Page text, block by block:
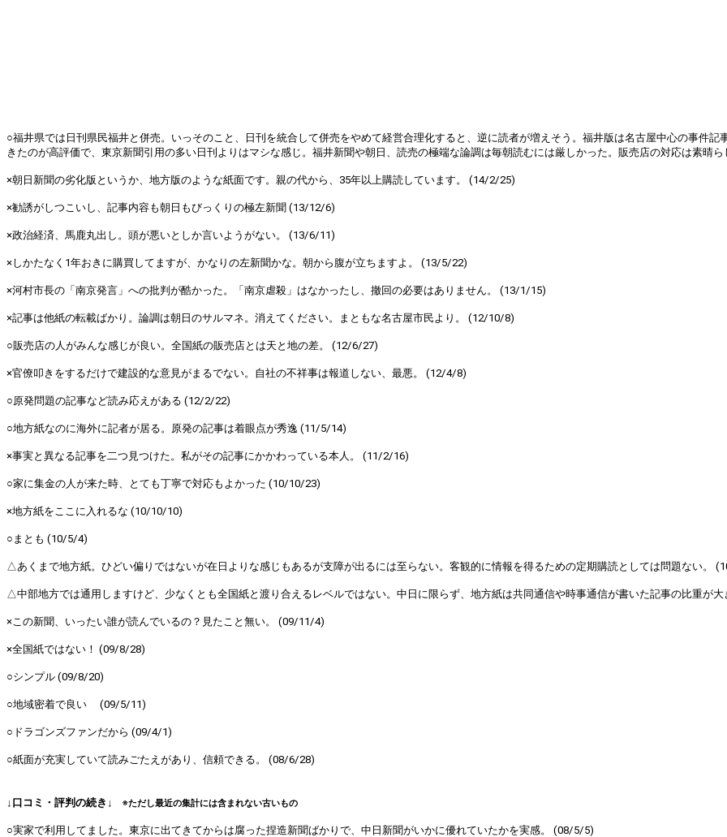
○福井県では日刊県民福井と併売。いっそのこと、日刊を統合して併売をやめて経営合理化すると、逆に読者が増えそう。福井版は名古屋中心の事件
きたのが高評価で、東京新聞引用の多い日刊よりはマシな感じ。福井新聞や朝日、読売の極端な論調は毎朝読むには厳しかった。販売店の対応は素晴
×朝日新聞の劣化版というか、地方版のような紙面です。親の代から、35年以上購読しています。 (14/2/25)
×勧誘がしつこいし、記事内容も朝日もびっくりの極左新聞 (13/12/6)
×政治経済、馬鹿丸出し。頭が悪いとしか言いようがない。 (13/6/11)
×しかたなく1年おきに購買してますが、かなりの左新聞かな。朝から腹が立ちますよ。 (13/5/22)
×河村市長の「南京発言」への批判が酷かった。「南京虐殺」はなかったし、撤回の必要はありません。 (13/1/15)
×記事は他紙の転載ばかり。論調は朝日のサルマネ。消えてください。まともな名古屋市民より。 (12/10/8)
○販売店の人がみんな感じが良い。全国紙の販売店とは天と地の差。 (12/6/27)
×官僚叩きをするだけで建設的な意見がまるでない。自社の不祥事は報道しない、最悪。 (12/4/8)
○原発問題の記事など読み応えがある (12/2/22)
○地方紙なのに海外に記者が居る。原発の記事は着眼点が秀逸 (11/5/14)
×事実と異なる記事を二つ見つけた。私がその記事にかかわっている本人。 (11/2/16)
○家に集金の人が来た時、とても丁寧で対応もよかった (10/10/23)
×地方紙をここに入れるな (10/10/10)
○まとも (10/5/4)
△あくまで地方紙。ひどい偏りではないが在日よりな感じもあるが支障が出るには至らない。客観的に情報を得るための定期購読としては問題ない。
△中部地方では通用しますけど、少なくとも全国紙と渡り合えるレベルではない。中日に限らず、地方紙は共同通信や時事通信が書いた記事の比重が
×この新聞、いったい誰が読んでいるの？見たこと無い。 (09/11/4)
×全国紙ではない！ (09/8/28)
○シンプル (09/8/20)
○地域密着で良い (09/5/11)
○ドラゴンズファンだから (09/4/1)
○紙面が充実していて読みごたえがあり、信頼できる。 (08/6/28)
↓口コミ・評判の続き↓ ※ただし最近の集計には含まれない古いもの
○実家で利用してました。東京に出てきてからは腐った捏造新聞ばかりで、中日新聞がいかに優れていたかを実感。 (08/5/5)